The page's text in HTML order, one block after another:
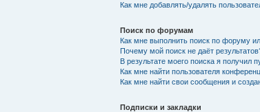
Как мне добавлять/удалять
Поиск по форумам
Как мне выполнить поиск по форуму
Почему мой поиск не даёт
В результате моего поиска я получил
Как мне найти пользователя
Как мне найти свои сообщения и
Подписки и закладки